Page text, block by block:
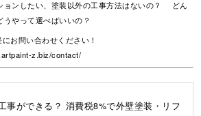
ョンしたい、塗装以外の工事方法はないの？ どん
やって選べばいいの？
お問い合わせください！
z.biz/contact/
事ができる？ 消費税8%で外壁塗装・リフ